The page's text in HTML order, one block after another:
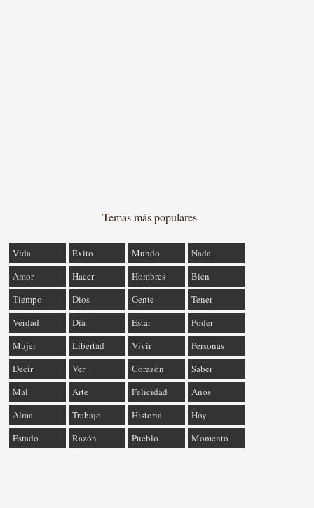
Temas más populares
Vida Éxito Mundo
Nada
Amor
Hacer Hombres
Bien
Tiempo
Dios Gente
Tener
Verdad
Día Estar
Poder
Mujer
Libertad Vivir
Personas
Decir
Ver Corazón
Saber
Mal
Arte Felicidad
Años
Alma
Trabajo Historia
Hoy
Estado
Razón Pueblo Momento